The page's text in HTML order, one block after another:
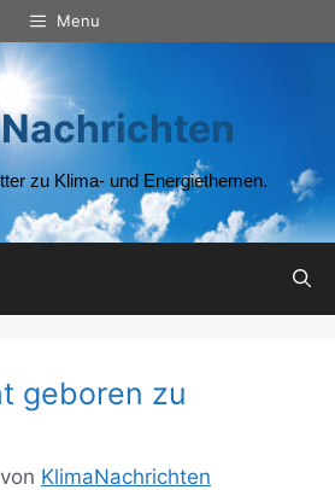
Menu
zu Klima- und Energiethemen.
geboren zu
von KlimaNachrichten